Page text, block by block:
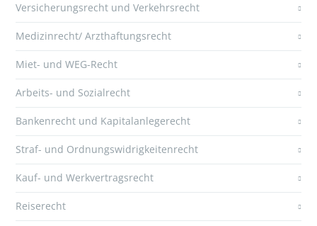
Versicherungsrecht und Verkehrsrecht
Medizinrecht/ Arzthaftungsrecht
Miet- und WEG-Recht
Arbeits- und Sozialrecht
Bankenrecht und Kapitalanlegerecht
Straf- und Ordnungswidrigkeitenrecht
Kauf- und Werkvertragsrecht
Reiserecht